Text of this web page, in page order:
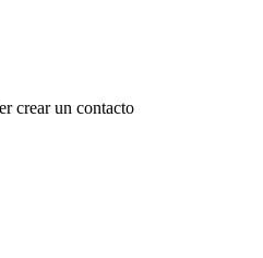
crear un contacto